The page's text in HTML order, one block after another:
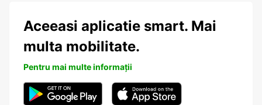
Aceeasi aplicatie smart. Mai
multa mobilitate.
Pentru mai multe informații